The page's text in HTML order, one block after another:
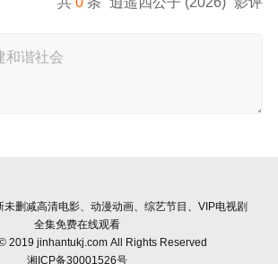
未删减高清电影、动漫动画、综艺节目、VIP电视剧
全集免费在线观看
2019 jinhantukj.com All Rights Reserved
湘ICP备30001526号